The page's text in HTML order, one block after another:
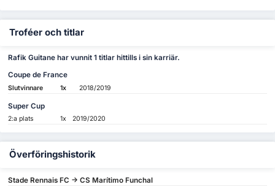
Troféer och titlar
Rafik Guitane har vunnit 1 titlar hittills i sin karriär.
Coupe de France
Slutvinnare 1x 2018/2019
Super Cup
2:a plats 1x 2019/2020
Överföringshistorik
Stade Rennais FC -> CS Marítimo Funchal